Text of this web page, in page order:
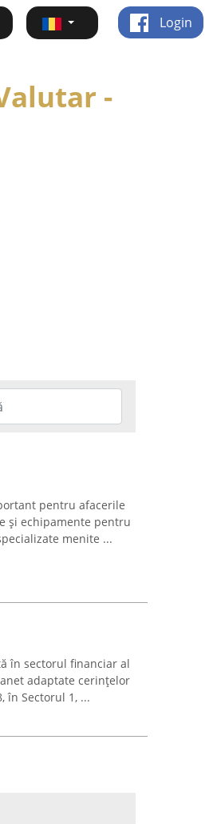
Login
-
pentru afacerile
și echipamente pentru
menite ...
în sectorul financiar al
adaptate cerințelor
în Sectorul 1, ...